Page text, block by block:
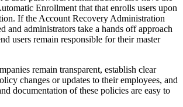
Enrollment that that enrolls users upon
If the Account Recovery Administration
and administrators take a hands off approach
users remain responsible for their master
remain transparent, establish clear
changes or updates to their employees, and
documentation of these policies are easy to